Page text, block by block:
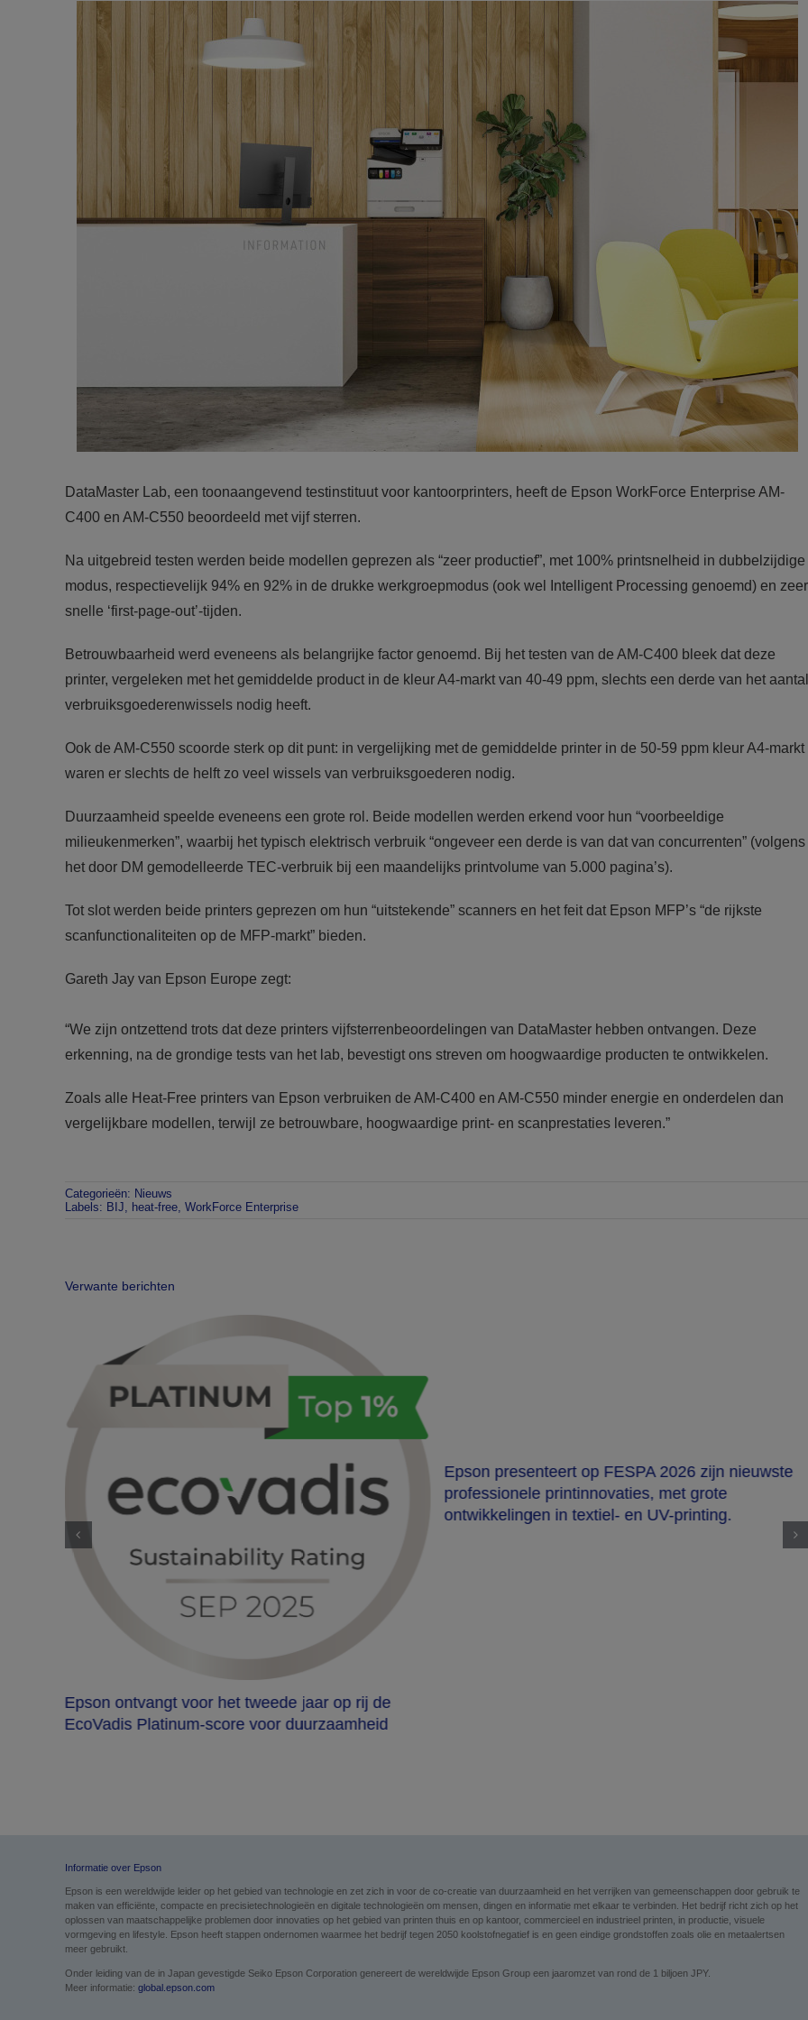
DataMaster Lab, een toonaangevend testinstituut voor kantoorprinters, heeft de Epson WorkForce Enterprise AM-
C400 en AM-C550 beoordeeld met vijf sterren.
Na uitgebreid testen werden beide modellen geprezen als “zeer productief”, met 100% printsnelheid in dubbelzijdige
modus, respectievelijk 94% en 92% in de drukke werkgroepmodus (ook wel Intelligent Processing genoemd) en zeer
snelle ‘first-page-out’-tijden.
Betrouwbaarheid werd eveneens als belangrijke factor genoemd. Bij het testen van de AM-C400 bleek dat deze
printer, vergeleken met het gemiddelde product in de kleur A4-markt van 40-49 ppm, slechts een derde van het aantal
verbruiksgoederenwissels nodig heeft.
Ook de AM-C550 scoorde sterk op dit punt: in vergelijking met de gemiddelde printer in de 50-59 ppm kleur A4-markt
waren er slechts de helft zo veel wissels van verbruiksgoederen nodig.
Duurzaamheid speelde eveneens een grote rol. Beide modellen werden erkend voor hun “voorbeeldige
milieukenmerken”, waarbij het typisch elektrisch verbruik “ongeveer een derde is van dat van concurrenten” (volgens
het door DM gemodelleerde TEC-verbruik bij een maandelijks printvolume van 5.000 pagina’s).
Tot slot werden beide printers geprezen om hun “uitstekende” scanners en het feit dat Epson MFP’s “de rijkste
scanfunctionaliteiten op de MFP-markt” bieden.
Gareth Jay van Epson Europe zegt:
“We zijn ontzettend trots dat deze printers vijfsterrenbeoordelingen van DataMaster hebben ontvangen. Deze
erkenning, na de grondige tests van het lab, bevestigt ons streven om hoogwaardige producten te ontwikkelen.
Zoals alle Heat-Free printers van Epson verbruiken de AM-C400 en AM-C550 minder energie en onderdelen dan
vergelijkbare modellen, terwijl ze betrouwbare, hoogwaardige print- en scanprestaties leveren.”
Categorieën: Nieuws
Labels: BIJ heat-free, WorkForce Enterprise
Verwante berichten
Epson ontvangt voor het tweede jaar op rij de
EcoVadis Platinum-score voor duurzaamheid
Epson presenteert op FESPA 2026 zijn nieuwste
professionele printinnovaties, met grote
ontwikkelingen in textiel- en UV-printing.
Informatie over Epson
Epson is een wereldwijde leider op het gebied van technologie en zet zich in voor de co-creatie van duurzaamheid en het verrijken van gemeenschappen door gebruik te
maken van efficiënte, compacte en precisietechnologieën en digitale technologieën om mensen, dingen en informatie met elkaar te verbinden. Het bedrijf richt zich op het
oplossen van maatschappelijke problemen door innovaties op het gebied van printen thuis en op kantoor, commercieel en industrieel printen, in productie, visuele
vormgeving en lifestyle. Epson heeft stappen ondernomen waarmee het bedrijf tegen 2050 koolstofnegatief is en geen eindige grondstoffen zoals olie en metaalertsen
meer gebruikt.
Onder leiding van de in Japan gevestigde Seiko Epson Corporation genereert de wereldwijde Epson Group een jaaromzet van rond de 1 biljoen JPY.
Meer informatie: global.epson.com